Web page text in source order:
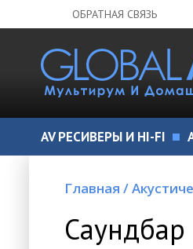
ОБРАТНАЯ СВЯЗЬ
AV РЕСИВЕРЫ И HI-FI
Главная /